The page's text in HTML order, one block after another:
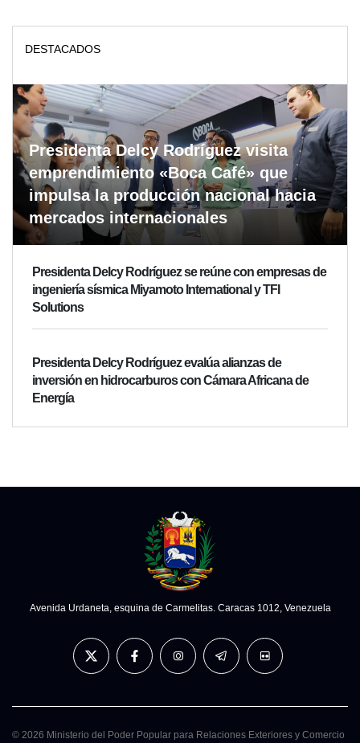
DESTACADOS
Presidenta Delcy Rodríguez visita
emprendimiento «Boca Café» que
impulsa la producción nacional hacia
mercados internacionales
Presidenta Delcy Rodríguez se reúne con empresas de
ingeniería sísmica Miyamoto International y TFI
Solutions
Presidenta Delcy Rodríguez evalúa alianzas de
inversión en hidrocarburos con Cámara Africana de
Energía
Avenida Urdaneta, esquina de Carmelitas. Caracas 1012, Venezuela
© 2026 Ministerio del Poder Popular para Relaciones Exteriores y Comercio